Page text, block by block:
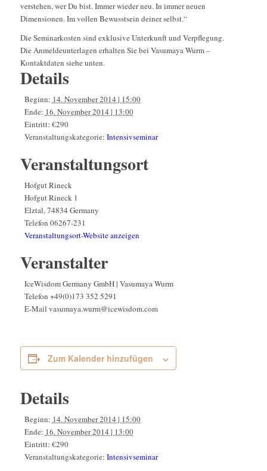
verstehen, wer Du bist. Immer wieder neu. In immer neuen
Dimensionen. Im vollen Bewusstsein deiner selbst.“
Die Seminarkosten sind exklusive Unterkunft und Verpflegung.
Die Anmeldeunterlagen erhalten Sie bei Vasumaya Wurm –
Kontaktdaten siehe unten.
Details
Beginn: 14. November 2014 | 15:00
Ende: 16. November 2014 | 13:00
Eintritt: €290
Veranstaltungskategorie: Intensivseminar
Veranstaltungsort
Hofgut Rineck
Hofgut Rineck 1
Elztal,74834 Germany
Telefon 06267-231
Veranstaltungsort-Website anzeigen
Veranstalter
IceWisdom Germany GmbH | Vasumaya Wurm
Telefon +49(0)173 352 5291
E-Mail vasumaya.wurm@icewisdom.com
Zum Kalender hinzufügen
Details
Beginn: 14. November 2014 | 15:00
Ende: 16. November 2014 | 13:00
Eintritt: €290
Veranstaltungskategorie: Intensivseminar